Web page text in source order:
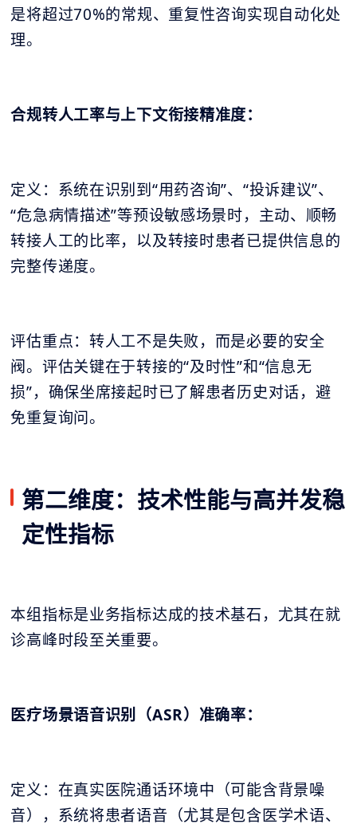
是将超过70%的常规、重复性咨询实现自动化处
理。
合规转人工率与上下文衔接精准度：
定义：系统在识别到“用药咨询”、“投诉建议”、
“危急病情描述”等预设敏感场景时，主动、顺畅
转接人工的比率，以及转接时患者已提供信息的
完整传递度。
评估重点：转人工不是失败，而是必要的安全
阀。评估关键在于转接的“及时性”和“信息无
损”，确保坐席接起时已了解患者历史对话，避
免重复询问。
第二维度：技术性能与高并发稳
定性指标
本组指标是业务指标达成的技术基石，尤其在就
诊高峰时段至关重要。
医疗场景语音识别（ASR）准确率：
定义：在真实医院通话环境中（可能含背景噪
音），系统将患者语音（尤其是包含医学术语、